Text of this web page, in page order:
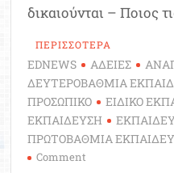
δικαιούνται – Ποιος
ΠΕΡΙΣΣΟΤΕΡΑ
EDNEWS ΑΔΕΙΕΣ
ΔΕΥΤΕΡΟΒΑΘΜΙΑ
ΠΡΟΣΩΠΙΚΟ
ΕΙΔΙΚΟ
ΕΚΠΑΙΔΕΥΣΗ
ΠΡΩΤΟΒΑΘΜΙΑ
Comment